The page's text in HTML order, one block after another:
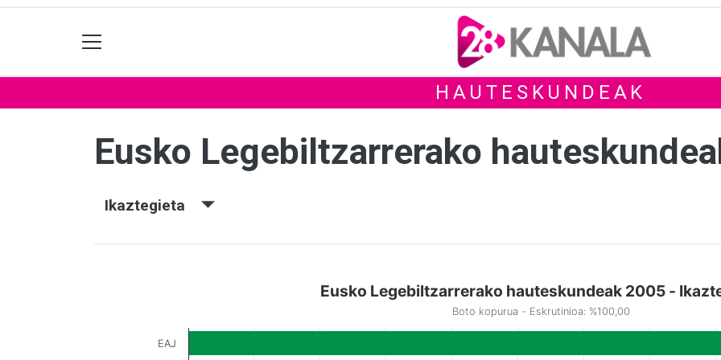
HAUTESKUNDEAK
Eusko Legebiltzarrerako
Ikaztegieta
Eusko Legebiltzarrerako hauteskundeak 2005 -
Boto kopurua - Eskrutinioa: %100,00
EAJ